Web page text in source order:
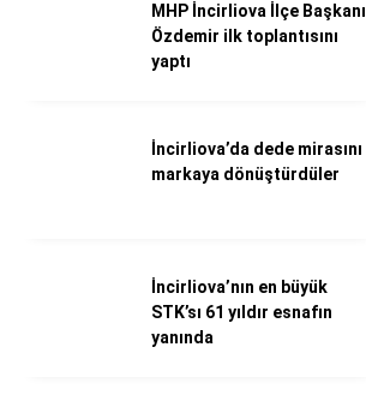
MHP İncirliova İlçe Başkanı
Özdemir ilk toplantısını
yaptı
İncirliova’da dede mirasını
markaya dönüştürdüler
İncirliova’nın en büyük
STK’sı 61 yıldır esnafın
yanında